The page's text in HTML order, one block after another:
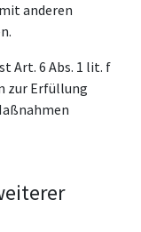
anderen
Art. 6 Abs. 1 lit. f
zur Erfüllung